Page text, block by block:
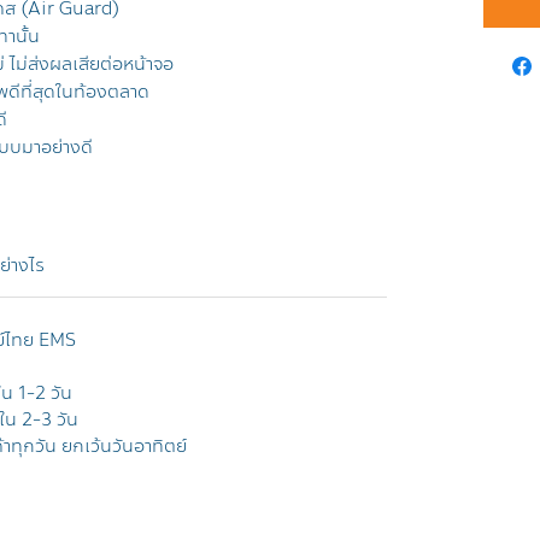
ส (Air Guard)
านั้น
ม่ส่งผลเสียต่อหน้าจอ
ที่สุดในท้องตลาด
บมาอย่างดี
งไร
ทย EMS
1-2 วัน
น 2-3 วัน
ทุกวัน ยกเว้นวันอาทิตย์